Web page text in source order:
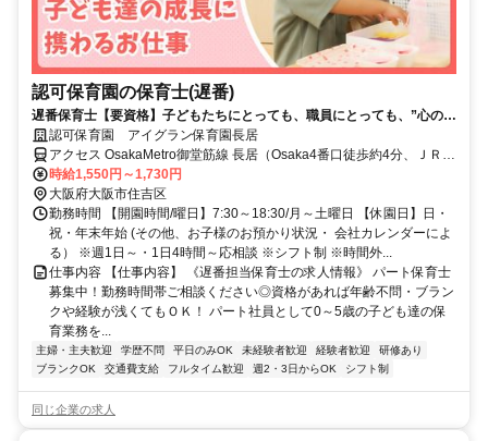
認可保育園の保育士(遅番)
遅番保育士【要資格】子どもたちにとっても、職員にとっても、”心の基
地”となる保育園を目指しています！
認可保育園 アイグラン保育園長居
アクセス OsakaMetro御堂筋線 長居（Osaka4番口徒歩約4分、ＪＲ阪
和線 長居（阪和線）東口徒歩約8分、OsakaMetro御堂筋線 あびこ
（Osaka1番口徒歩約14分
時給1,550円～1,730円
大阪府大阪市住吉区
勤務時間 【開園時間/曜日】7:30～18:30/月～土曜日 【休園日】日・
祝・年末年始 (その他、お子様のお預かり状況・ 会社カレンダーによ
る） ※週1日～・1日4時間～応相談 ※シフト制 ※時間外...
仕事内容 【仕事内容】 《遅番担当保育士の求人情報》 パート保育士
募集中！勤務時間帯ご相談ください◎資格があれば年齢不問・ブラン
クや経験が浅くてもＯＫ！ パート社員として0～5歳の子ども達の保
育業務を...
主婦・主夫歓迎 学歴不問 平日のみOK 未経験者歓迎 経験者歓迎
研修あり
ブランクOK
交通費支給 フルタイム歓迎 週2・3日からOK シフト制
同じ企業の求人